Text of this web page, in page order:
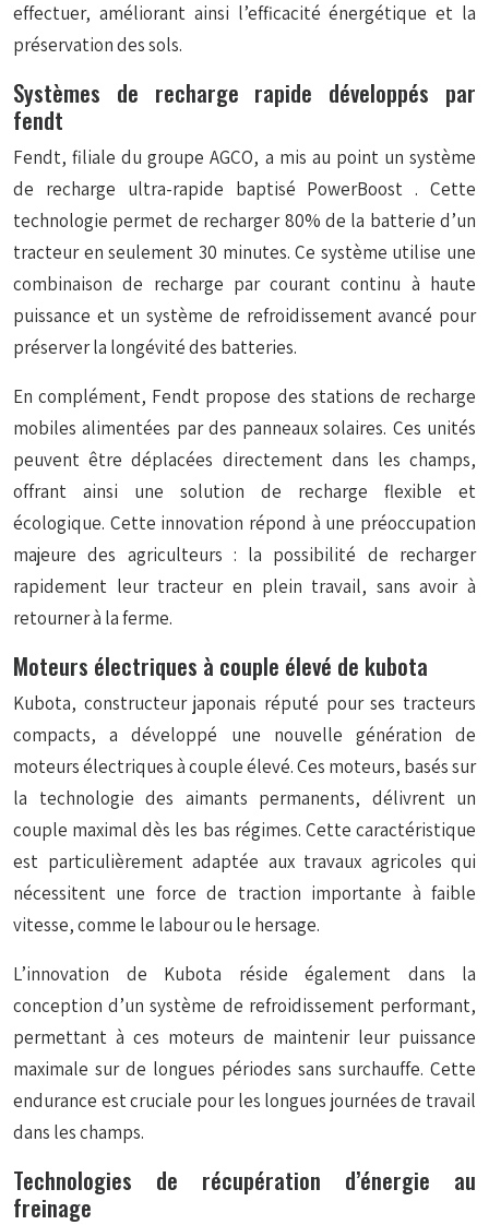
effectuer, améliorant ainsi l’efficacité énergétique et la
préservation des sols.
Systèmes de recharge rapide développés par
fendt
Fendt, filiale du groupe AGCO, a mis au point un système
de recharge ultra-rapide baptisé PowerBoost. Cette
technologie permet de recharger 80% de la batterie d’un
tracteur en seulement 30 minutes. Ce système utilise une
combinaison de recharge par courant continu à haute
puissance et un système de refroidissement avancé pour
préserver la longévité des batteries.
En complément, Fendt propose des stations de recharge
mobiles alimentées par des panneaux solaires. Ces unités
peuvent être déplacées directement dans les champs,
offrant ainsi une solution de recharge flexible et
écologique. Cette innovation répond à une préoccupation
majeure des agriculteurs : la possibilité de recharger
rapidement leur tracteur en plein travail, sans avoir à
retourner à la ferme.
Moteurs électriques à couple élevé de kubota
Kubota, constructeur japonais réputé pour ses tracteurs
compacts, a développé une nouvelle génération de
moteurs électriques à couple élevé. Ces moteurs, basés sur
la technologie des aimants permanents, délivrent un
couple maximal dès les bas régimes. Cette caractéristique
est particulièrement adaptée aux travaux agricoles qui
nécessitent une force de traction importante à faible
vitesse, comme le labour ou le hersage.
L’innovation de Kubota réside également dans la
conception d’un système de refroidissement performant,
permettant à ces moteurs de maintenir leur puissance
maximale sur de longues périodes sans surchauffe. Cette
endurance est cruciale pour les longues journées de travail
dans les champs.
Technologies de récupération d’énergie au
freinage